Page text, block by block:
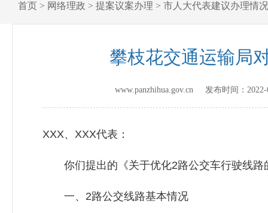
首页 > 网络理政 > 提案议案办理 > 市人大代表建议办理情况
攀枝花交通运输局
www.panzhihua.gov.cn 发布时间：
XXX、XXX代表：
你们提出的《关于优化2路公交车行驶线路
一、2路公交线路基本情况